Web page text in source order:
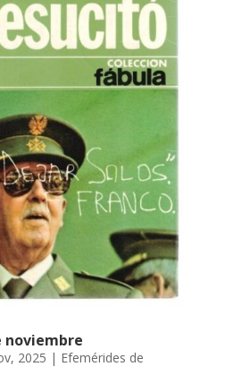
noviembre
2025 | Efemérides de